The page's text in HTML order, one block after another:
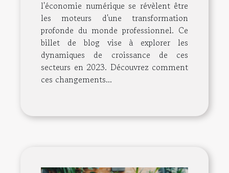
l'économie numérique se révèlent être
les moteurs d'une transformation
profonde du monde professionnel. Ce
billet de blog vise à explorer les
dynamiques de croissance de ces
secteurs en 2023. Découvrez comment
ces changements...